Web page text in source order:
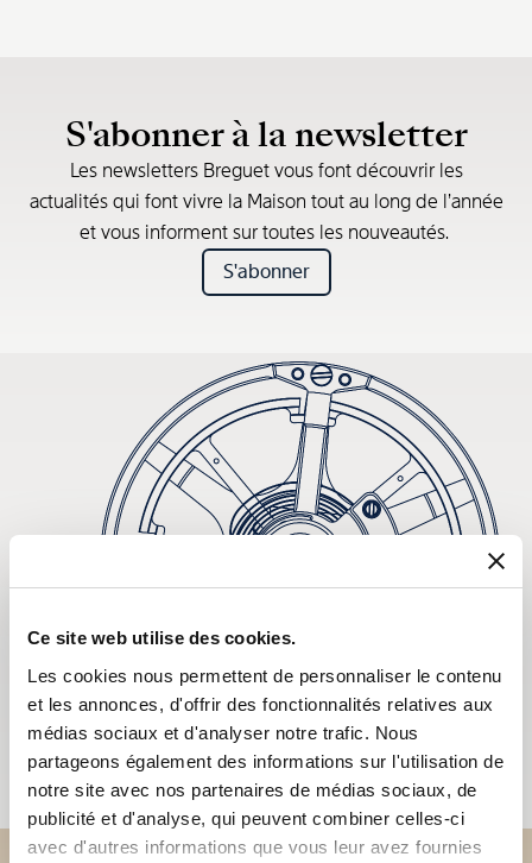
Ce site web utilise des cookies.
Les cookies nous permettent de personnaliser le contenu
et les annonces, d'offrir des fonctionnalités relatives aux
médias sociaux et d'analyser notre trafic. Nous
partageons également des informations sur l'utilisation de
notre site avec nos partenaires de médias sociaux, de
publicité et d'analyse, qui peuvent combiner celles-ci
avec d'autres informations que vous leur avez fournies
S'abonner à la newsletter
Les newsletters Breguet vous font découvrir les
actualités qui font vivre la Maison tout au long de l’année
et vous informent sur toutes les nouveautés.
S'abonner